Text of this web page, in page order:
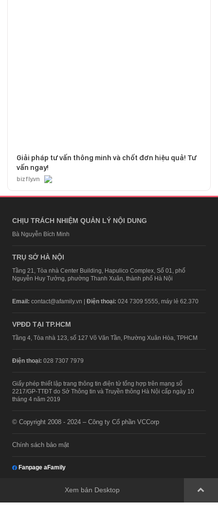
Giải pháp tư vấn thông minh và chốt đơn hiệu quả! Tư
vấn ngay!
bizfly.vn
CHỊU TRÁCH NHIỆM QUẢN LÝ NỘI DUNG
Bà Nguyễn Bích Minh
TRỤ SỞ HÀ NỘI
Tầng 21, Tòa nhà Center Building, Hapulico Complex, Số 01, phố
Nguyễn Huy Tưởng, phường Thanh Xuân, thành phố Hà Nội
Email: contact@afamily.vn | Điện thoại: 024 7309 5555, máy lẻ 62.370
VPĐD TẠI TP.HCM
Tầng 4, Tòa nhà 123, số 127 Võ Văn Tần, Phường Xuân Hòa, TPHCM
Điện thoại: 028 7307 7979
Giấy phép thiết lập trang thông tin điện tử tổng hợp trên mạng số
2217/GP-TTĐT do Sở Thông tin và Truyền thông Hà Nội cấp ngày 10
tháng 4 năm 2019
© Copyright 2008 - 2024 – Công ty Cổ phần VCCorp
Chính sách bảo mật
Fanpage aFamily
Xem bản Desktop